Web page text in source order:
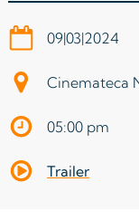
09|03|2024
Cinemateca
05:00 pm
Trailer